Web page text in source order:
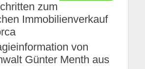
zum
Immobilienverkauf
von
Günter Menth aus